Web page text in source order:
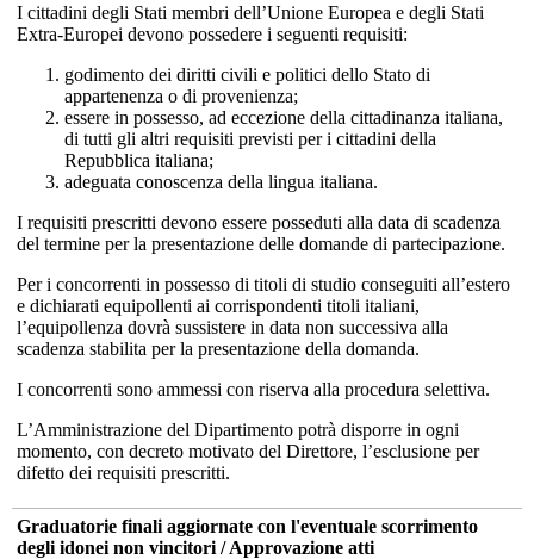
I cittadini degli Stati membri dell’Unione Europea e degli Stati
Extra-Europei devono possedere i seguenti requisiti:
godimento dei diritti civili e politici dello Stato di
appartenenza o di provenienza;
essere in possesso, ad eccezione della cittadinanza italiana,
di tutti gli altri requisiti previsti per i cittadini della
Repubblica italiana;
adeguata conoscenza della lingua italiana.
I requisiti prescritti devono essere posseduti alla data di scadenza
del termine per la presentazione delle domande di partecipazione.
Per i concorrenti in possesso di titoli di studio conseguiti all’estero
e dichiarati equipollenti ai corrispondenti titoli italiani,
l’equipollenza dovrà sussistere in data non successiva alla
scadenza stabilita per la presentazione della domanda.
I concorrenti sono ammessi con riserva alla procedura selettiva.
L’Amministrazione del Dipartimento potrà disporre in ogni
momento, con decreto motivato del Direttore, l’esclusione per
difetto dei requisiti prescritti.
Graduatorie finali aggiornate con l'eventuale scorrimento
degli idonei non vincitori / Approvazione atti